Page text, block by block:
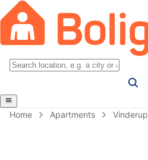
Home Apartments Vinderup